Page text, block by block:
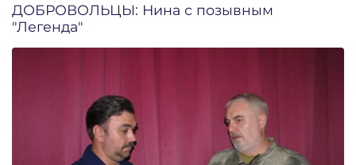
ДОБРОВОЛЬЦЫ: Нина с позывным
"Легенда"